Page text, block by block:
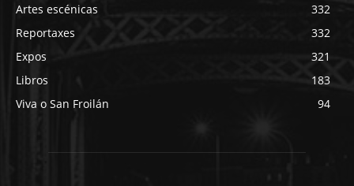
Artes escénicas
332
Reportaxes
332
Expos
321
Libros
183
Viva o San Froilán
94